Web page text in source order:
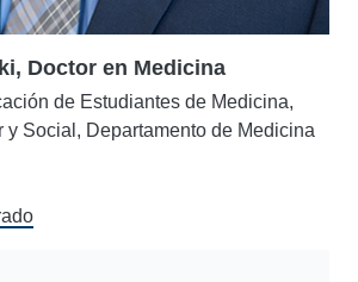
Doctor en Medicina
de Estudiantes de Medicina,
y Social, Departamento de Medicina